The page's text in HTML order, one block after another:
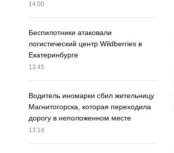
14:00
Беспилотники атаковали
логистический центр Wildberries в
Екатеринбурге
13:45
Водитель иномарки сбил жительницу
Магнитогорска, которая переходила
дорогу в неположенном месте
13:14